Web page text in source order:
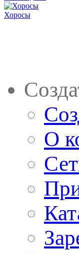
Хоросы
О